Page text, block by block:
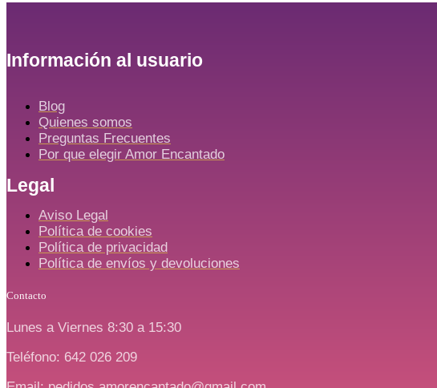
Información al usuario
Blog
Quienes somos
Preguntas Frecuentes
Por que elegir Amor Encantado
Legal
Aviso Legal
Política de cookies
Política de privacidad
Política de envíos y devoluciones
Contacto
Lunes a Viernes 8:30 a 15:30
Teléfono: 642 026 209